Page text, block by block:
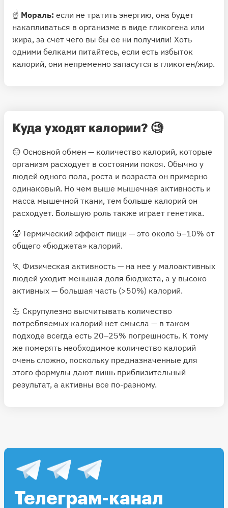
☝️ Мораль: если не тратить энергию, она будет
накапливаться в организме в виде гликогена или
жира, за счет чего вы бы ее ни получили! Хоть
одними белками питайтесь, если есть избыток
калорий, они непременно запасутся в гликоген/жир.
Куда уходят калории? 🧐
😑 Основной обмен — количество калорий, которые
организм расходует в состоянии покоя. Обычно у
людей одного пола, роста и возраста он примерно
одинаковый. Но чем выше мышечная активность и
масса мышечной ткани, тем больше калорий он
расходует. Большую роль также играет генетика.
🥵 Термический эффект пищи — это около 5–10% от
общего «бюджета» калорий.
🏃 Физическая активность — на нее у малоактивных
людей уходит меньшая доля бюджета, а у высоко
активных — большая часть (>50%) калорий.
💪 Скрупулезно высчитывать количество
потребляемых калорий нет смысла — в таком
подходе всегда есть 20–25% погрешность. К тому
же померять необходимое количество калорий
очень сложно, поскольку предназначенные для
этого формулы дают лишь приблизительный
результат, а активны все по-разному.
Телеграм-канал